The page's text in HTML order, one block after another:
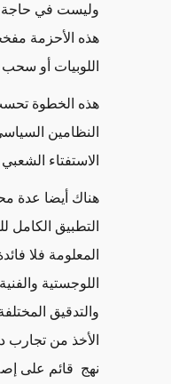
وليست في حاجة
هذه الأحزمة
اللوبيات أو سحب
هذه الخطوة
النظامين
الاستفتاء
هناك أيضا عدة
التطبيق الكامل
المعلومة فلا
اللوجستية
والتدقيق
الأخذ من
نهج قائم على